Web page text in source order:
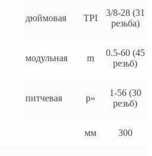
дюймовая TPI
3/8-28 (31
резьба)
модульная m
0.5-60 (45
резьб)
питчевая p»
1-56 (30
резьб)
мм 300